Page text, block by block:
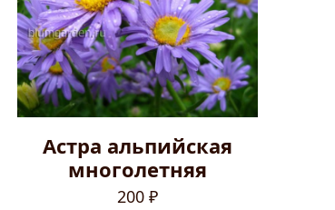
Астра альпийская
многолетняя
200 ₽